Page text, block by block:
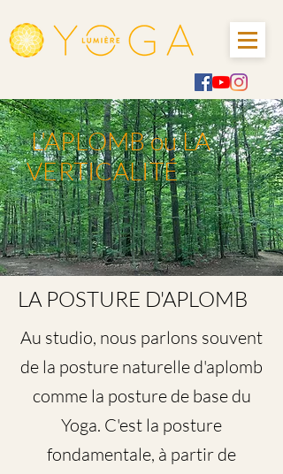
L'APLOMB ou LA
VERTICALITÉ
LA POSTURE D'APLOMB
Au studio, nous parlons souvent
de la posture naturelle d'aplomb
comme la posture de base du
Yoga. C'est la posture
fondamentale, à partir de